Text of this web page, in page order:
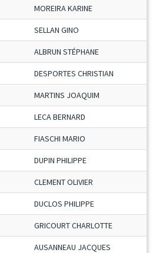
MOREIRA KARINE
SELLAN GINO
ALBRUN STÉPHANE
DESPORTES CHRISTIAN
MARTINS JOAQUIM
LECA BERNARD
FIASCHI MARIO
DUPIN PHILIPPE
CLEMENT OLIVIER
DUCLOS PHILIPPE
GRICOURT CHARLOTTE
AUSANNEAU JACQUES